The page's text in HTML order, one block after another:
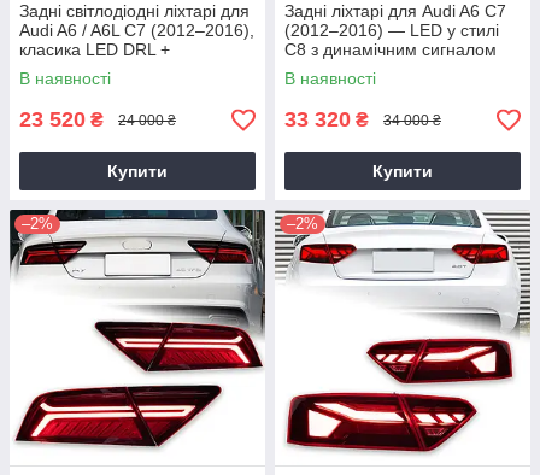
Задні світлодіодні ліхтарі для
Audi A6 / A6L C7 (2012–2016),
класика LED DRL +
динамічний сигнал
В наявності
23 520 ₴ 24 000 ₴
Купити
Задні ліхтарі для Audi A6 C7
(2012–2016) — LED у стилі
C8 з динамічним сигналом
В наявності
33 320 ₴ 34 000 ₴
Купити
–2% –2%